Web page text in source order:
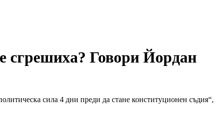
сгрешиха? Говори Йордан
сила 4 дни преди да стане конституционен съдия“,